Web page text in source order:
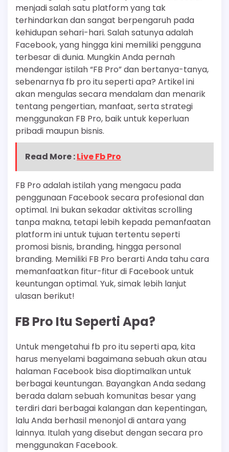
menjadi salah satu platform yang tak
terhindarkan dan sangat berpengaruh pada
kehidupan sehari-hari. Salah satunya adalah
Facebook, yang hingga kini memiliki pengguna
terbesar di dunia. Mungkin Anda pernah
mendengar istilah “FB Pro” dan bertanya-tanya,
sebenarnya fb pro itu seperti apa? Artikel ini
akan mengulas secara mendalam dan menarik
tentang pengertian, manfaat, serta strategi
menggunakan FB Pro, baik untuk keperluan
pribadi maupun bisnis.
Read More :Live Fb Pro
FB Pro adalah istilah yang mengacu pada
penggunaan Facebook secara profesional dan
optimal. Ini bukan sekadar aktivitas scrolling
tanpa makna, tetapi lebih kepada pemanfaatan
platform ini untuk tujuan tertentu seperti
promosi bisnis, branding, hingga personal
branding. Memiliki FB Pro berarti Anda tahu cara
memanfaatkan fitur-fitur di Facebook untuk
keuntungan optimal. Yuk, simak lebih lanjut
ulasan berikut!
FB Pro Itu Seperti Apa?
Untuk mengetahui fb pro itu seperti apa, kita
harus menyelami bagaimana sebuah akun atau
halaman Facebook bisa dioptimalkan untuk
berbagai keuntungan. Bayangkan Anda sedang
berada dalam sebuah komunitas besar yang
terdiri dari berbagai kalangan dan kepentingan,
lalu Anda berhasil menonjol di antara yang
lainnya. Itulah yang disebut dengan secara pro
menggunakan Facebook.